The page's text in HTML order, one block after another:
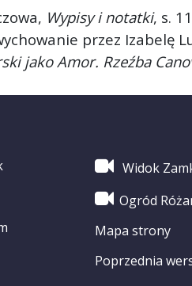
Wypisy i notatki, s.
przez Izabelę
jako Amor. Rzeźba
Widok
Ogród
Mapa strony
Poprzednia